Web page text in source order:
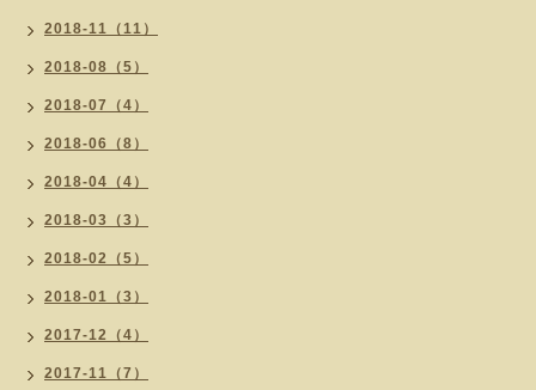
2018-11（11）
2018-08（5）
2018-07（4）
2018-06（8）
2018-04（4）
2018-03（3）
2018-02（5）
2018-01（3）
2017-12（4）
2017-11（7）